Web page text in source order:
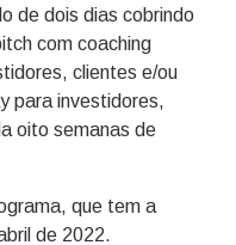
de dois dias cobrindo
com coaching
clientes e/ou
para investidores,
oito semanas de
que tem a
de 2022.